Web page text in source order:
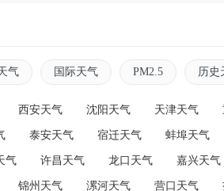
2026-08-08
气 国际天气 PM2.5 历史
西安天气 沈阳天气 天津天气
泰安天气 宿迁天气 蚌埠天气
气 许昌天气 龙口天气 嘉兴天气
锦州天气 漯河天气 营口天气